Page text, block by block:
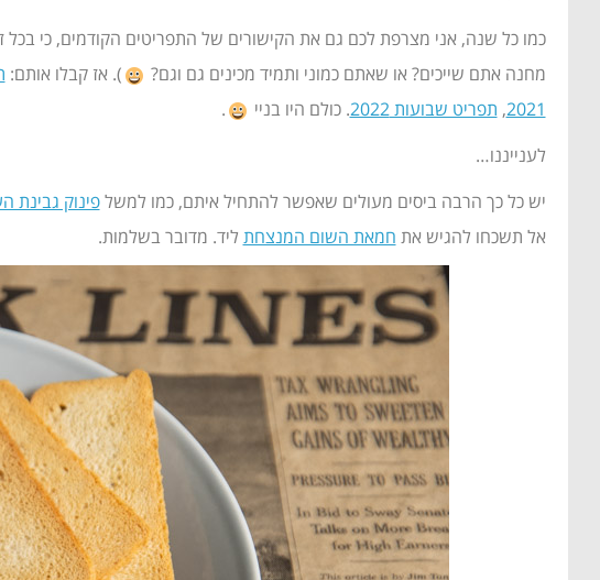
כמו כל שנה, אני מצרפת לכם גם את הקישורים של התפריטים הקודמים, כי בכל
מחנה אתם שייכים? או שאתם כמוני ותמיד מכינים גם וגם?
). אז קבלו אותם:
2021
, תפריט שבועות 2022 . כולם היו בניי
.
לענייננו…
יש כל כך הרבה ביסים מעולים שאפשר להתחיל איתם, כמו למשלפינוק גבינת
אל תשכחו להגיש את חמאת השום המנצחת ליד. מדובר בשלמות.